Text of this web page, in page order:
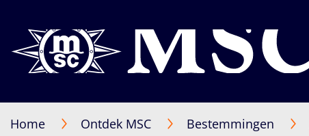
Home Ontdek MSC Bestemmingen